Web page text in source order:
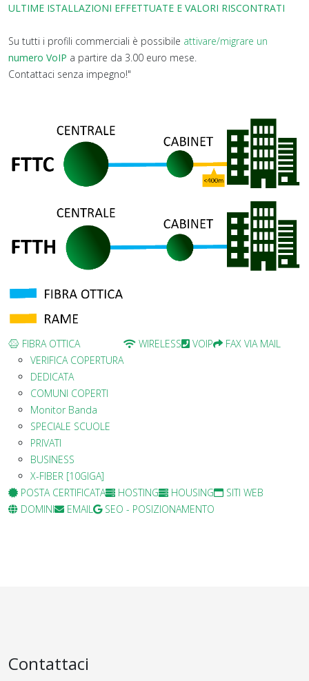
ULTIME ISTALLAZIONI EFFETTUATE E VALORI RISCONTRATI
Su tutti i profili commerciali è possibile attivare/migrare un
numero VoIP a partire da 3.00 euro mese.
Contattaci senza impegno!"
FIBRA OTTICA
VERIFICA COPERTURA
DEDICATA
COMUNI COPERTI
Monitor Banda
SPECIALE SCUOLE
PRIVATI
BUSINESS
X-FIBER [10GIGA]
WIRELESS VOIP FAX VIA MAIL
POSTA CERTIFICATA HOSTING HOUSING
SITI WEB
DOMINI
EMAIL SEO - POSIZIONAMENTO
Contattaci